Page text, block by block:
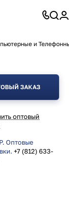
и
ЗАКАЗ
оптовый
Оптовые
+7 (812) 633-